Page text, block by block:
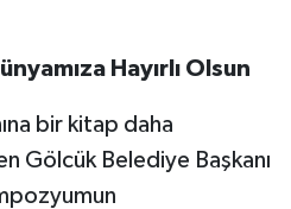
Hayırlı Olsun
bir kitap daha
Gölcük Belediye Başkanı